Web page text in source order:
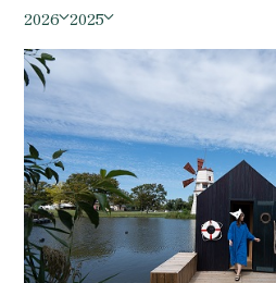
2026 2025